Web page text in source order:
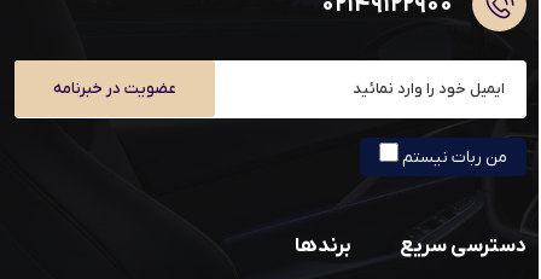
عضویت در خبرنامه
من ربات نیستم
دسترسی سریع برندها